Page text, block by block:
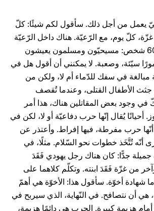
يعمل من أجل ذلك. سأقول لكم شيئًا: كلّ
كلّ يوم، مع الرّعيّة. هناك داخل الرّعيّة
والمدرسة، يوجد 600 شخص: مسيحيّون ومسلمون يعيشون
سيّئة، وصعبة. لا يمكنني أن أقول هل في
مبالغة في سفك للدّماء أم لا، ولكن من
الأطفال القتلى، وعندما تُقصف
وجود بعض المقاتلين هناك، هذا أمر
أحيانًا يُقال إنّها حرب دفاعيّة أو لا، لكن في
حرب مفرطة، فيها إفراط. وأعتذر عن
أنّه تُتَّخَذ خطوات نحو السّلام. مثلًا، في
جدًّا: كان هناك رجل يهودي فَقَدَ
من غزّة فَقَدَ ابنته. وتكلّم كلاهما على
شهادة أخوّة. سأقول هذا: الأخوّة هي أهمّ
هي أن نتصافح. في النّهاية، الذي سيربح في
هزيمة كبيرة. الحرب هي دائمًا هزيمة،